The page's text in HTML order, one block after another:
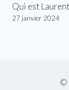
Qui est
27 janvier 2024
©